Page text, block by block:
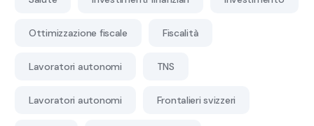
Ottimizzazione fiscale Fiscalità
Lavoratori autonomi TNS
Lavoratori autonomi Frontalieri svizzeri